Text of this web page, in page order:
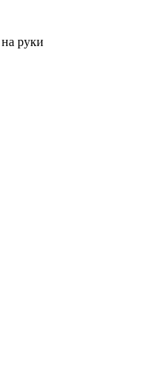
на руки